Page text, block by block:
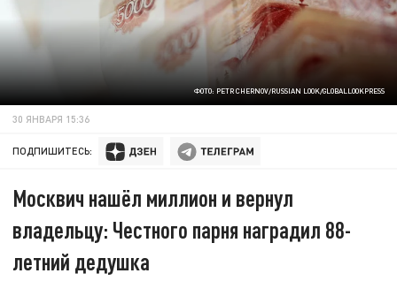
ФОТО: PETR CHERNOV/RUSSIAN LOOK/GLOBALLOOKPRESS
30 ЯНВАРЯ 15:36
ПОДПИШИТЕСЬ:
Москвич нашёл миллион и вернул
владельцу: Честного парня наградил 88-
летний дедушка